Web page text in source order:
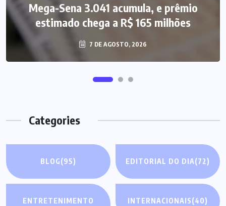
Mega-Sena 3.041 acumula, e prêmio
estimado chega a R$ 165 milhões
7 DE AGOSTO, 2026
Categories
BLOG(95) EDITORIAL DO DIA(72)
ENTRETENIMENTO
INTERNACIONAIS(40)